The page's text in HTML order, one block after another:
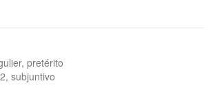
pretérito
subjuntivo